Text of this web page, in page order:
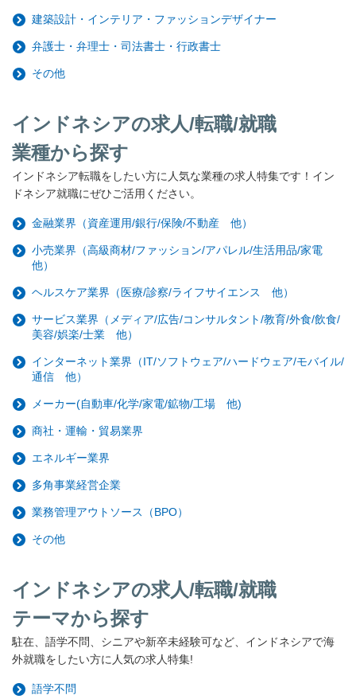
建築設計・インテリア・ファッションデザイナー
弁護士・弁理士・司法書士・行政書士
その他
インドネシアの求人/転職/就職
業種から探す
インドネシア転職をしたい方に人気な業種の求人特集です！イン
ドネシア就職にぜひご活用ください。
金融業界（資産運用/銀行/保険/不動産 他）
小売業界（高級商材/ファッション/アパレル/生活用品/家電
他）
ヘルスケア業界（医療/診察/ライフサイエンス 他）
サービス業界（メディア/広告/コンサルタント/教育/外食/飲食/
美容/娯楽/士業 他）
インターネット業界（IT/ソフトウェア/ハードウェア/モバイル/
通信 他）
メーカー(自動車/化学/家電/鉱物/工場 他)
商社・運輸・貿易業界
エネルギー業界
多角事業経営企業
業務管理アウトソース（BPO）
その他
インドネシアの求人/転職/就職
テーマから探す
駐在、語学不問、シニアや新卒未経験可など、インドネシアで海
外就職をしたい方に人気の求人特集!
語学不問